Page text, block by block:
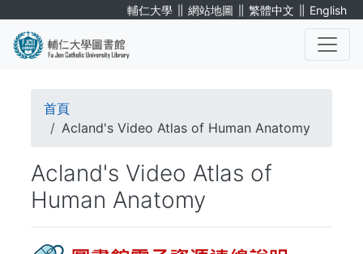
輔仁大學 ∥ 網站地圖 ∥ 繁體中文 ∥ English
導
航
連
結
首頁
Acland's Video Atlas of Human Anatomy
Acland's Video Atlas of
Human Anatomy